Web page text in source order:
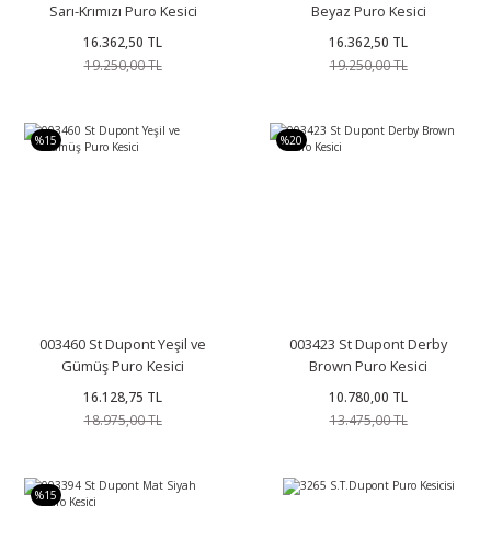
Sarı-Krımızı Puro Kesici
16.362,50 TL
19.250,00 TL
Beyaz Puro Kesici
16.362,50 TL
19.250,00 TL
%15
003460 St Dupont Yeşil ve
Gümüş Puro Kesici
16.128,75 TL
18.975,00 TL
%20
003423 St Dupont Derby
Brown Puro Kesici
10.780,00 TL
13.475,00 TL
%15